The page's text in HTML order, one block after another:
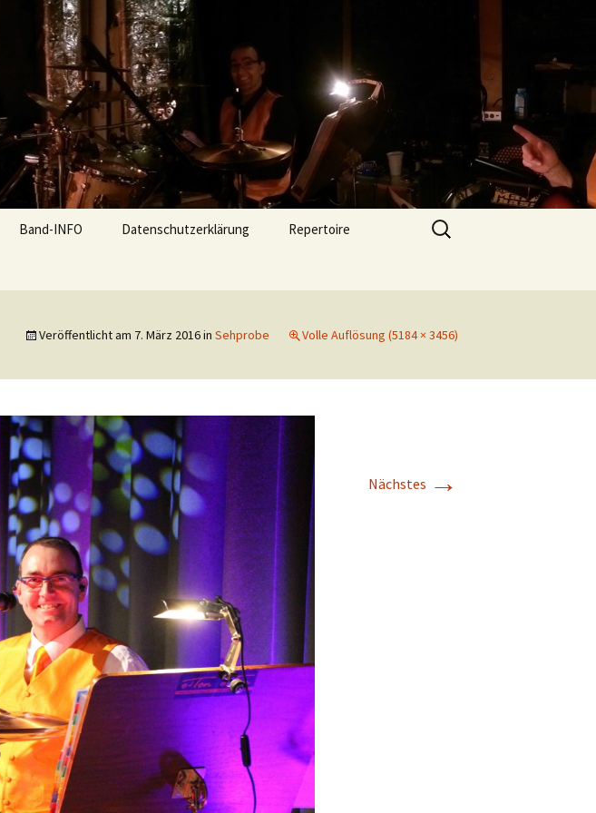
Band-INFO Datenschutzerklärung Repertoire
Suchen
nach:
Veröffentlicht am 7. März 2016in Sehprobe Volle Auflösung (5184 × 3456)
Nächstes →